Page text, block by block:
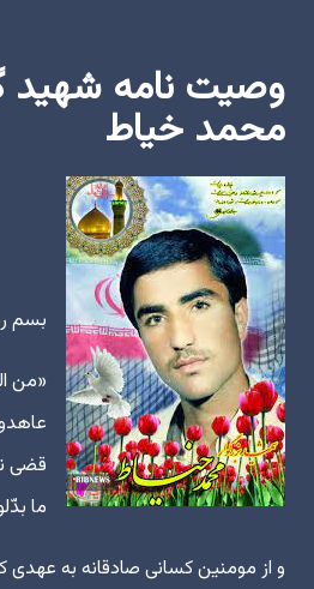
وصیت نامه شهید
محمد خیاط
بسم
«من
قضی
ما
و از مومنین کسانی صادقانه به عهدی